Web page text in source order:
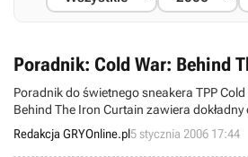
Poradnik: Cold War: Behind
Poradnik do świetnego sneakera TPP
Behind The Iron Curtain zawiera
sposoby ich tworzenia i używania, a także
walkthrough wraz z mapami każdego
Redakcja GRYOnline.pl5 stycznia 2006 17:44